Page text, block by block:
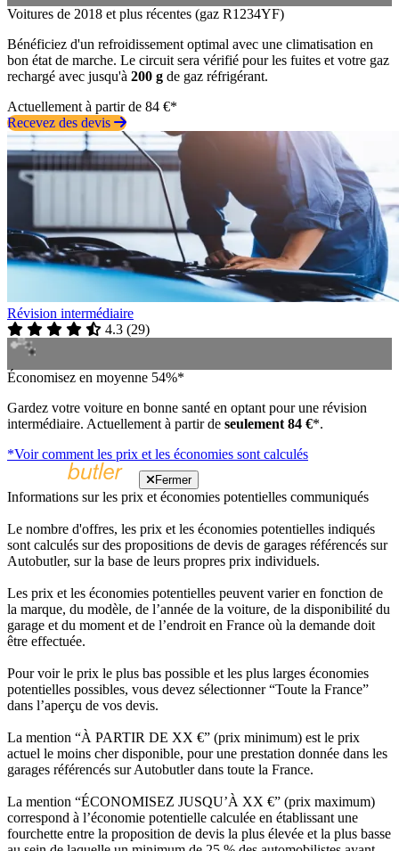
Voitures de 2018 et plus récentes (gaz R1234YF)
Bénéficiez d'un refroidissement optimal avec une climatisation en
bon état de marche. Le circuit sera vérifié pour les fuites et votre gaz
rechargé avec jusqu'à 200 g de gaz réfrigérant.
Actuellement à partir de 84 €*
Recevez des devis
Révision intermédiaire
4.3 (29)
Économisez en moyenne 54%*
Gardez votre voiture en bonne santé en optant pour une révision
intermédiaire. Actuellement à partir de seulement 84 €*.
*Voir comment les prix et les économies sont calculés
Fermer
Informations sur les prix et économies potentielles communiqués
Le nombre d'offres, les prix et les économies potentielles indiqués
sont calculés sur des propositions de devis de garages référencés sur
Autobutler, sur la base de leurs propres prix individuels.
Les prix et les économies potentielles peuvent varier en fonction de
la marque, du modèle, de l’année de la voiture, de la disponibilité du
garage et du moment et de l’endroit en France où la demande doit
être effectuée.
Pour voir le prix le plus bas possible et les plus larges économies
potentielles possibles, vous devez sélectionner “Toute la France”
dans l’aperçu de vos devis.
La mention “À PARTIR DE XX €” (prix minimum) est le prix
actuel le moins cher disponible, pour une prestation donnée dans les
garages référencés sur Autobutler dans toute la France.
La mention “ÉCONOMISEZ JUSQU’À XX €” (prix maximum)
correspond à l’économie potentielle calculée en établissant une
fourchette entre la proposition de devis la plus élevée et la plus basse